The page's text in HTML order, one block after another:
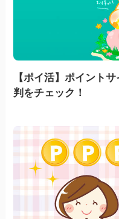
【ポイ活】ポイント
判をチェック！